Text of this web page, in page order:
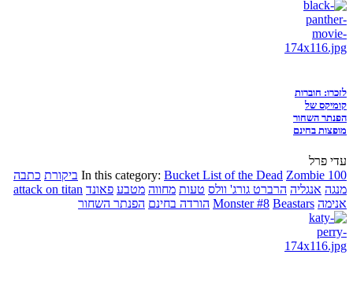
לזכרו: חוברות
קומיקס של
הפנתר השחור
מופצות בחינם
עדי פרל
In this category: Bucket List of the Dead Zombie 100 ביקורת כתבה
מנגה אנגליה הרברט גורג' וולס טעות מחווה מטבע פאונד attack on titan
אנימה
Monster #8 Beastars הורדה בחינם הפנתר השחור